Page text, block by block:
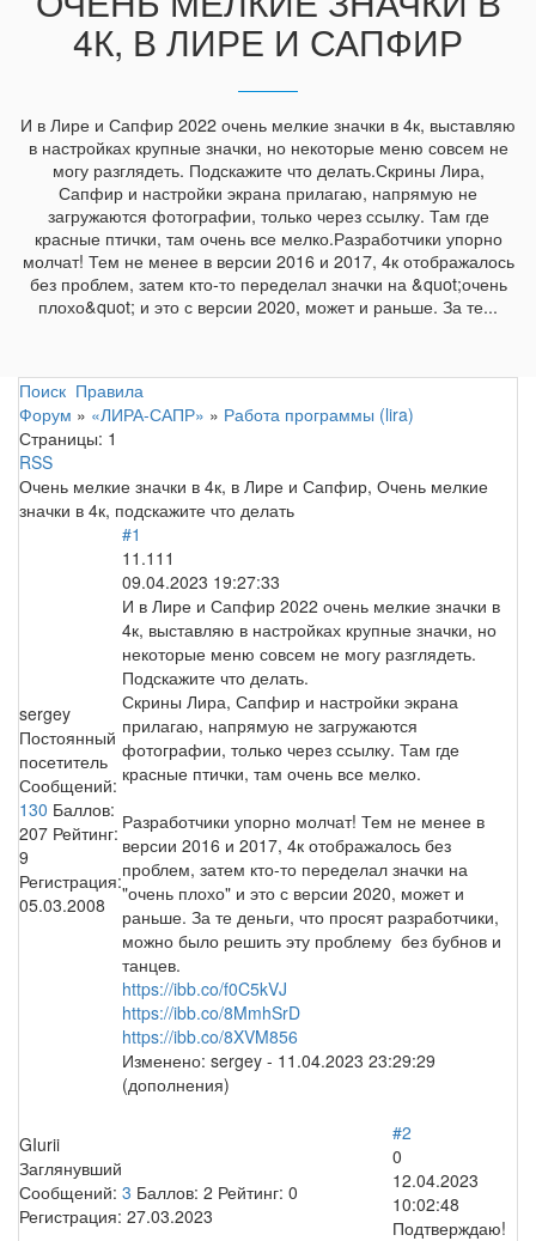
4К, В ЛИРЕ И САПФИР
И в Лире и Сапфир 2022 очень мелкие значки в 4к, выставляю
в настройках крупные значки, но некоторые меню совсем не
могу разглядеть. Подскажите что делать.Скрины Лира,
Сапфир и настройки экрана прилагаю, напрямую не
загружаются фотографии, только через ссылку. Там где
красные птички, там очень все мелко.Разработчики упорно
молчат! Тем не менее в версии 2016 и 2017, 4к отображалось
без проблем, затем кто-то переделал значки на &quot;очень
плохо&quot; и это с версии 2020, может и раньше. За те...
Поиск Правила
Форум » «ЛИРА-САПР» » Работа программы (lira)
Страницы: 1
RSS
Очень мелкие значки в 4к, в Лире и Сапфир, Очень мелкие
значки в 4к, подскажите что делать
sergey
Постоянный
посетитель
Сообщений:
130 Баллов:
207 Рейтинг:
9
Регистрация:
05.03.2008
#1
11.111
09.04.2023 19:27:33
И в Лире и Сапфир 2022 очень мелкие значки в
4к, выставляю в настройках крупные значки, но
некоторые меню совсем не могу разглядеть.
Подскажите что делать.
Скрины Лира, Сапфир и настройки экрана
прилагаю, напрямую не загружаются
фотографии, только через ссылку. Там где
красные птички, там очень все мелко.
Разработчики упорно молчат! Тем не менее в
версии 2016 и 2017, 4к отображалось без
проблем, затем кто-то переделал значки на
"очень плохо" и это с версии 2020, может и
раньше. За те деньги, что просят разработчики,
можно было решить эту проблему без бубнов и
танцев.
https://ibb.co/f0C5kVJ
https://ibb.co/8MmhSrD
https://ibb.co/8XVM856
Изменено: sergey - 11.04.2023 23:29:29
(дополнения)
GIurii
Заглянувший
Сообщений: 3 Баллов: 2 Рейтинг: 0
Регистрация: 27.03.2023
#2
0
12.04.2023
10:02:48
Подтверждаю!